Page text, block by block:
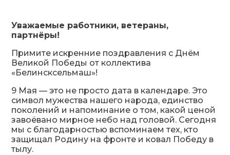
Уважаемые работники, ветераны,
партнёры!
Примите искренние поздравления с Днём
Великой Победы от коллектива
«Белинсксельмаш»!
9 Мая — это не просто дата в календаре. Это
символ мужества нашего народа, единство
поколений и напоминание о том, какой ценой
завоёвано мирное небо над головой. Сегодня
мы с благодарностью вспоминаем тех, кто
защищал Родину на фронте и ковал Победу в
тылу.